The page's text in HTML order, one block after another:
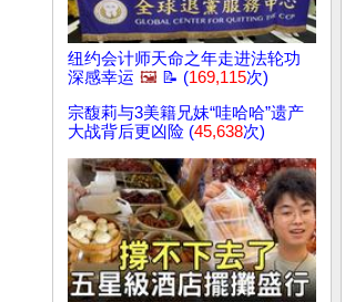
纽约会计师天命之年走进法轮功
深感幸运 🖼️ 📝 (169,115次)
宗馥莉与3美籍兄妹“哇哈哈”遗产
大战背后更凶险 (45,638次)